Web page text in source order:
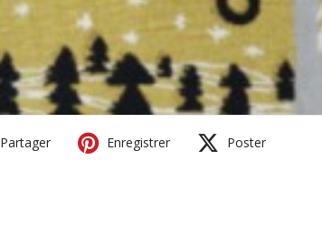
Partager Enregistrer Poster